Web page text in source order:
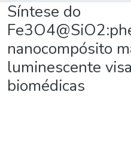
Síntese do
nanocompósito
luminescente
biomédicas